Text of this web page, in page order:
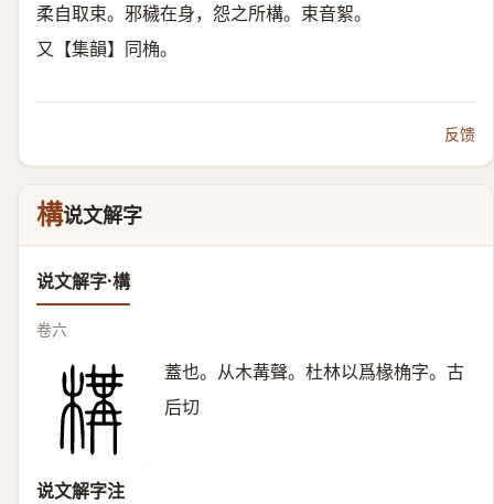
柔自取束。邪穢在身，怨之所構。束音絮。
又【集韻】同桷。
反馈
構说文解字
说文解字·構
卷六
蓋也。从木冓聲。杜林以爲椽桷字。古
后切
说文解字注